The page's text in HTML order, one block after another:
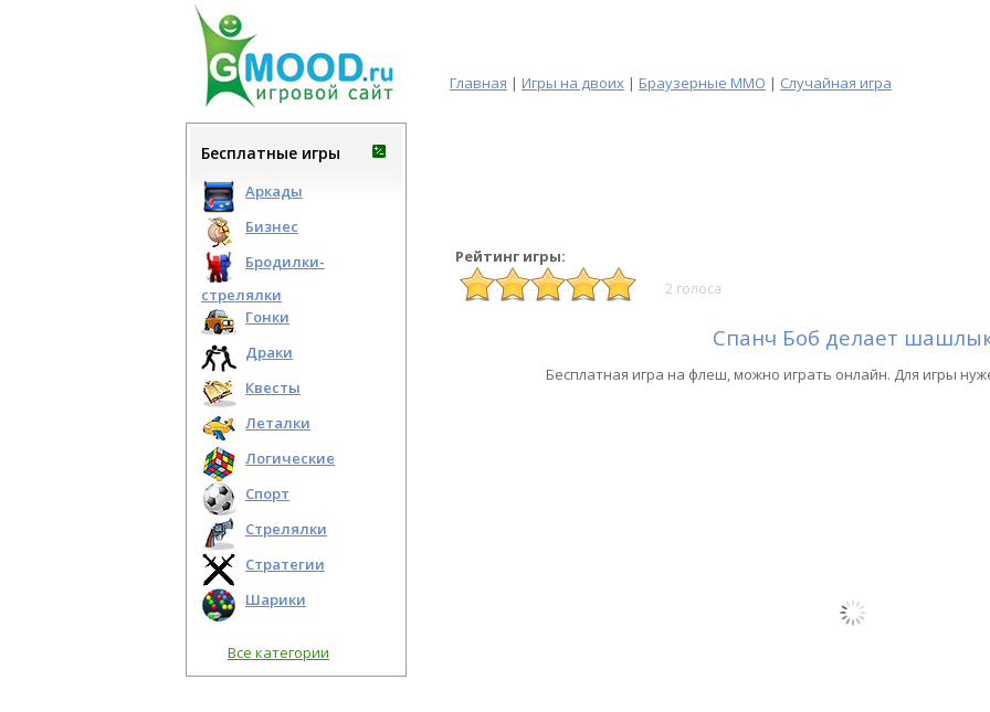
Главная | Игры на двоих | Браузерные MMO | Случайная игра
Бесплатные игры
Аркады
Бизнес
Бродилки-
стрелялки
Гонки
Драки
Квесты
Леталки
Логические
Спорт
Стрелялки
Стратегии
Шарики
Все категории
Рейтинг игры:
2 голоса
Спанч Боб делает
Бесплатная игра на флеш, можно играть онлайн. Для игры